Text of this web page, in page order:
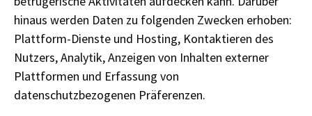
hinaus werden Daten zu folgenden Zwecken erhoben:
Plattform-Dienste und Hosting, Kontaktieren des
Nutzers, Analytik, Anzeigen von Inhalten externer
Plattformen und Erfassung von
datenschutzbezogenen Präferenzen.